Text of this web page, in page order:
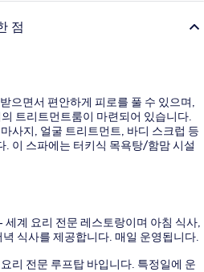
점
으면서 편안하게 피로를 풀 수 있으며,
트리트먼트룸이 마련되어 있습니다.
사지, 얼굴 트리트먼트, 바디 스크럽 등
. 이 스파에는 터키식 목욕탕/함맘 시설
세계 요리 전문 레스토랑이며 아침 식사,
식사를 제공합니다. 매일 운영됩니다.
리 전문 루프탑 바입니다. 특정일에 운